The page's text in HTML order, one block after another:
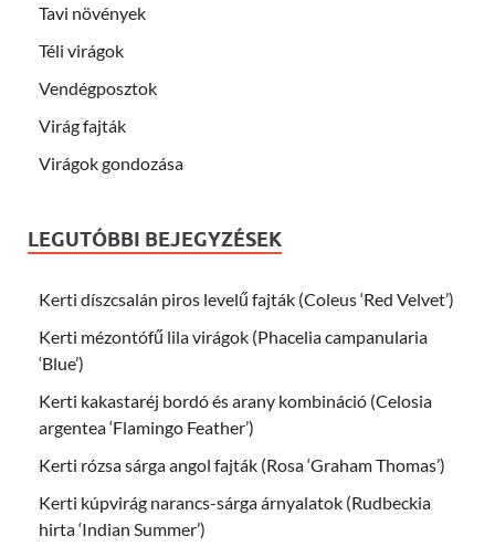
Tavi növények
Téli virágok
Vendégposztok
Virág fajták
Virágok gondozása
LEGUTÓBBI BEJEGYZÉSEK
Kerti díszcsalán piros levelű fajták (Coleus ‘Red Velvet’)
Kerti mézontófű lila virágok (Phacelia campanularia
‘Blue’)
Kerti kakastaréj bordó és arany kombináció (Celosia
argentea ‘Flamingo Feather’)
Kerti rózsa sárga angol fajták (Rosa ‘Graham Thomas’)
Kerti kúpvirág narancs-sárga árnyalatok (Rudbeckia
hirta ‘Indian Summer’)